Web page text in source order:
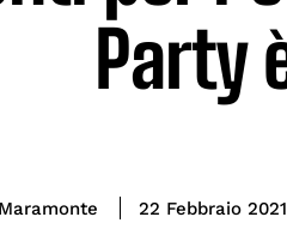
Party
22 Febbraio 2021